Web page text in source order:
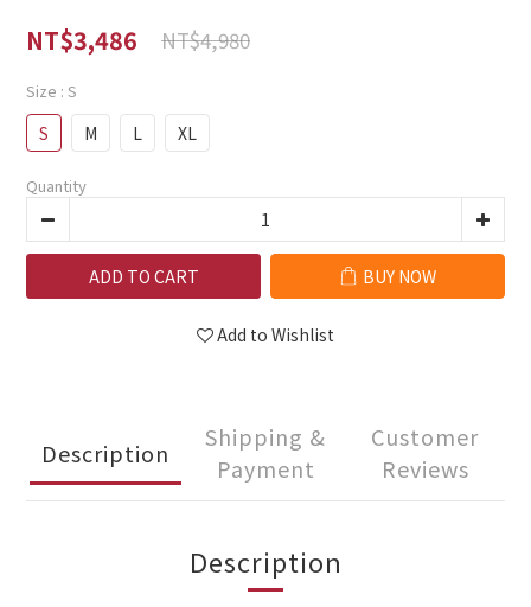
NT$3,486 NT$4,980
Size : S
S M L XL
Quantity
ADD TO CART BUY NOW
Add to Wishlist
Description
Shipping &
Payment
Customer
Reviews
Description